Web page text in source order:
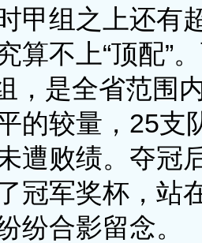
甲组之上还有
算不上“顶配”
，是全省范围
的较量，25支
遭败绩。夺冠
冠军奖杯，站
纷合影留念。